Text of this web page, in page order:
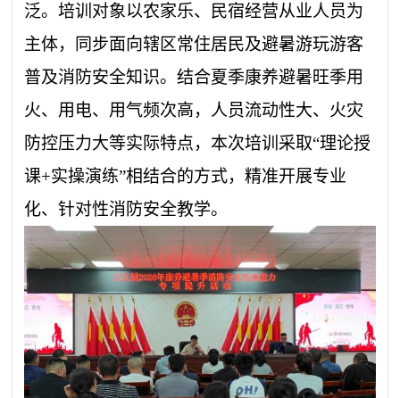
泛。培训对象以农家乐、民宿经营从业人员为
主体，同步面向辖区常住居民及避暑游玩游客
普及消防安全知识。结合夏季康养避暑旺季用
火、用电、用气频次高，人员流动性大、火灾
防控压力大等实际特点，本次培训采取“理论授
课+实操演练”相结合的方式，精准开展专业
化、针对性消防安全教学。